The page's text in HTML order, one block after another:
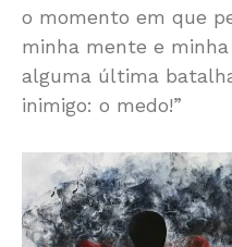
o momento em que
minha mente e
alguma última
inimigo: o medo!”